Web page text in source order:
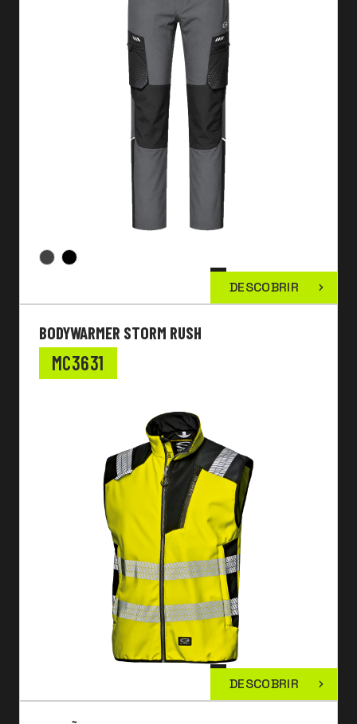
DESCOBRIR
BODYWARMER STORM RUSH
MC3631
DESCOBRIR